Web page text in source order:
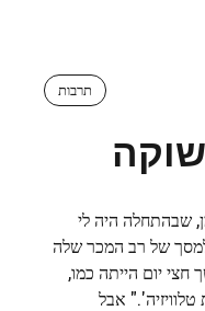
תרבות
שבהתחלה היה לי
של רב המכר שלה
חצי יום הייתה כמו,
אבל